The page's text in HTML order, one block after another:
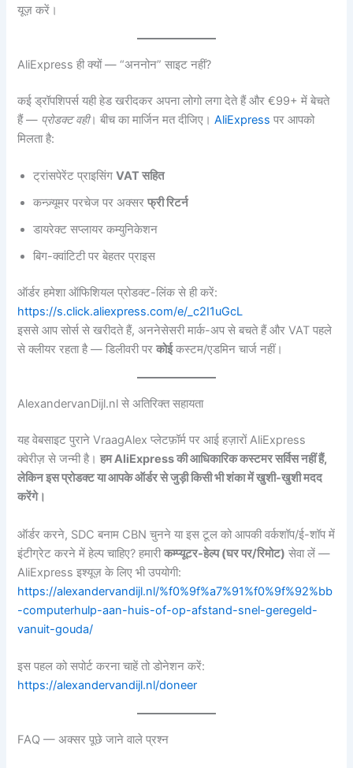
यूज़ करें।
AliExpress ही क्यों — “अननोन” साइट नहीं?
कई ड्रॉपशिपर्स यही हेड खरीदकर अपना लोगो लगा देते हैं और €99+ में बेचते
हैं — प्रोडक्ट वही। बीच का मार्जिन मत दीजिए।AliExpress पर आपको
मिलता है:
ट्रांसपेरेंट प्राइसिंगVAT सहित
कन्ज़्यूमर परचेज पर अक्सरफ्री रिटर्न
डायरेक्ट सप्लायर कम्युनिकेशन
बिग-क्वांटिटी पर बेहतर प्राइस
ऑर्डर हमेशा ऑफिशियल प्रोडक्ट-लिंक से ही करें:
https://s.click.aliexpress.com/e/_c2I1uGcL
इससे आप सोर्स से खरीदते हैं, अननेसेसरी मार्क-अप से बचते हैं और VAT पहले
से क्लीयर रहता है — डिलीवरी परकोईकस्टम/एडमिन चार्ज नहीं।
AlexandervanDijl.nl से अतिरिक्त सहायता
यह वेबसाइट पुराने VraagAlex प्लेटफ़ॉर्म पर आई हज़ारों AliExpress
क्वेरीज़ से जन्मी है।हम AliExpress की आधिकारिक कस्टमर सर्विस नहीं हैं,
लेकिन इस प्रोडक्ट या आपके ऑर्डर से जुड़ी किसी भी शंका में खुशी-खुशी मदद
करेंगे।
ऑर्डर करने, SDC बनाम CBN चुनने या इस टूल को आपकी वर्कशॉप/ई-शॉप में
इंटीग्रेट करने में हेल्प चाहिए? हमारीकम्प्यूटर-हेल्प (घर पर/रिमोट) सेवा लें —
AliExpress इश्यूज़ के लिए भी उपयोगी:
https://alexandervandijl.nl/%f0%9f%a7%91%f0%9f%92%bb
-computerhulp-aan-huis-of-op-afstand-snel-geregeld-
vanuit-gouda/
इस पहल को सपोर्ट करना चाहें तो डोनेशन करें:
https://alexandervandijl.nl/doneer
FAQ — अक्सर पूछे जाने वाले प्रश्न